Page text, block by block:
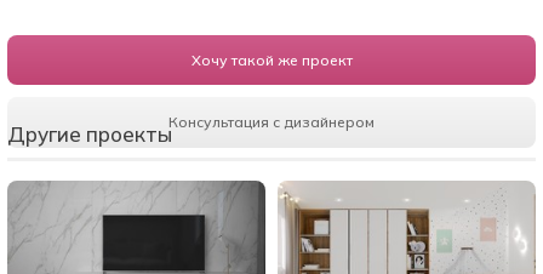
Хочу такой же проект
Консультация с дизайнером
Другие проекты